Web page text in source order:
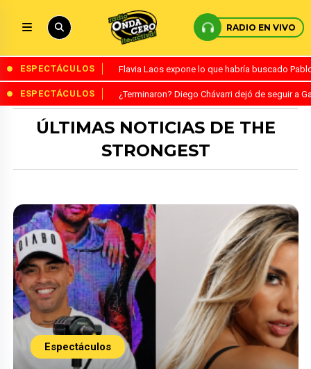
RADIO EN VIVO
ESPECTÁCULOS Flavia Laos expone lo que habría buscado
ESPECTÁCULOS ¿Terminaron? Diego Chávarri dejó de seguir a
ÚLTIMAS NOTICIAS DE THE
STRONGEST
Espectáculos